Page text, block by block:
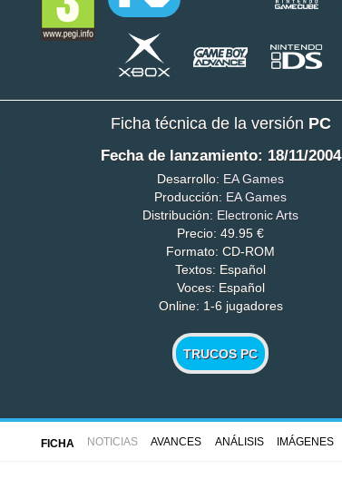
Ficha técnica de la versión PC
Fecha de lanzamiento: 18/11/2004
Desarrollo: EA Games
Producción: EA Games
Distribución: Electronic Arts
Precio: 49.95 €
Formato: CD-ROM
Textos: Español
Voces: Español
Online: 1-6 jugadores
TRUCOS PC
FICHA NOTICIAS AVANCES ANÁLISIS IMÁGENES